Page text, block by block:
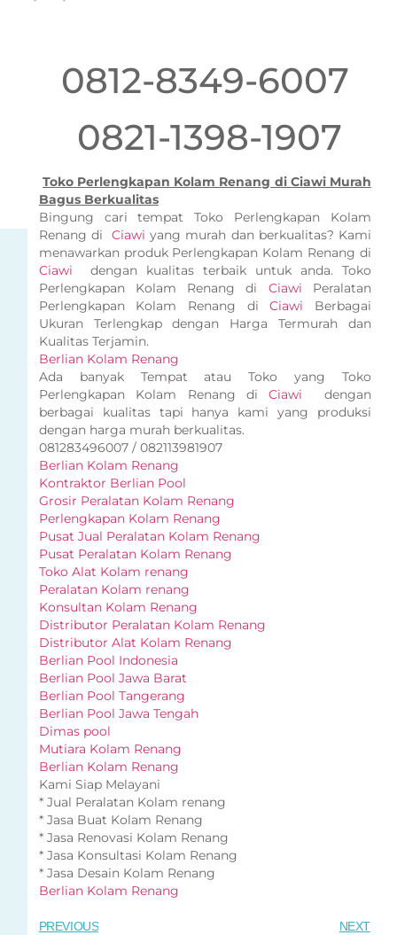
0812-8349-6007
0821-1398-1907
Toko Perlengkapan Kolam Renang di Ciawi Murah
Bagus Berkualitas
Bingung cari tempat Toko Perlengkapan Kolam
Renang diCiawiyang murah dan berkualitas? Kami
menawarkan produk Perlengkapan Kolam Renang di
Ciawi
dengan kualitas terbaik untuk anda. Toko
Perlengkapan Kolam Renang di Ciawi Peralatan
Perlengkapan Kolam Renang diCiawi Berbagai
Ukuran Terlengkap dengan Harga Termurah dan
Kualitas Terjamin.
Berlian Kolam Renang
Ada banyak Tempat atau Toko yang Toko
Perlengkapan Kolam Renang diCiawi
dengan
berbagai kualitas tapi hanya kami yang produksi
dengan harga murah berkualitas.
081283496007 / 082113981907
Berlian Kolam Renang
Kontraktor Berlian Pool
Grosir Peralatan Kolam Renang
Perlengkapan Kolam Renang
Pusat Jual Peralatan Kolam Renang
Pusat Peralatan Kolam Renang
Toko Alat Kolam renang
Peralatan Kolam renang
Konsultan Kolam Renang
Distributor Peralatan Kolam Renang
Distributor Alat Kolam Renang
Berlian Pool Indonesia
Berlian Pool Jawa Barat
Berlian Pool Tangerang
Berlian Pool Jawa Tengah
Dimas pool
Mutiara Kolam Renang
Berlian Kolam Renang
Kami Siap Melayani
* Jual Peralatan Kolam renang
* Jasa Buat Kolam Renang
* Jasa Renovasi Kolam Renang
* Jasa Konsultasi Kolam Renang
* Jasa Desain Kolam Renang
Berlian Kolam Renang
PREVIOUS NEXT